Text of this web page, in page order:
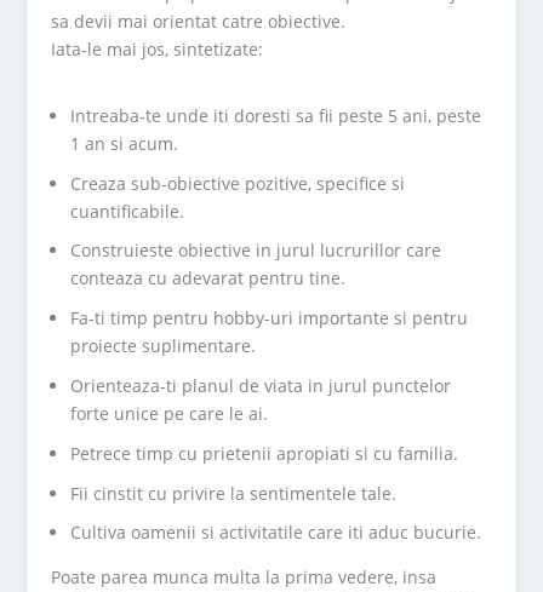
sa devii mai orientat catre obiective.
Iata-le mai jos, sintetizate:
Intreaba-te unde iti doresti sa fii peste 5 ani, peste
1 an si acum.
Creaza sub-obiective pozitive, specifice si
cuantificabile.
Construieste obiective in jurul lucrurillor care
conteaza cu adevarat pentru tine.
Fa-ti timp pentru hobby-uri importante si pentru
proiecte suplimentare.
Orienteaza-ti planul de viata in jurul punctelor
forte unice pe care le ai.
Petrece timp cu prietenii apropiati si cu familia.
Fii cinstit cu privire la sentimentele tale.
Cultiva oamenii si activitatile care iti aduc bucurie.
Poate parea munca multa la prima vedere, insa